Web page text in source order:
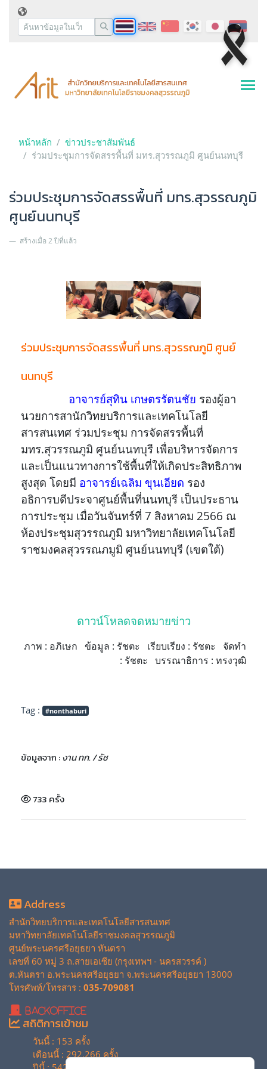
หน้าหลัก
ข่าวประชาสัมพันธ์
ร่วมประชุมการจัดสรรพื้นที่ มทร.สุวรรณภูมิ ศูนย์นนทบุรี
ร่วมประชุมการจัดสรรพื้นที่ มทร.สุวรรณภูมิ
ศูนย์นนทบุรี
สร้างเมื่อ 2 ปีที่แล้ว
ร่วมประชุมการจัดสรรพื้นที่ มทร.สุวรรณภูมิ ศูนย์
นนทบุรี
อาจารย์สุทิน เกษตรรัตนชัย รองผู้อา
นวยการสานักวิทยบริการและเทคโนโลยี
สารสนเทศ ร่วมประชุม การจัดสรรพื้นที่
มทร.สุวรรณภูมิ ศูนย์นนทบุรี เพื่อบริหารจัดการ
และเป็นแนวทางการใช้พื้นที่ให้เกิดประสิทธิภาพ
สูงสุด โดยมี อาจารย์เฉลิม ขุนเอียด รอง
อธิการบดีประจาศูนย์พื้นที่นนทบุรี เป็นประธาน
การประชุม เมื่อวันจันทร์ที่ 7 สิงหาคม 2566 ณ
ห้องประชุมสุวรรณภูมิ มหาวิทยาลัยเทคโนโลยี
ราชมงคลสุวรรณภมูมิ ศูนย์นนทบุรี (เขตใต้)
ดาวน์โหลดจดหมายข่าว
ภาพ : อภิเษก ข้อมูล : รัชตะ เรียบเรียง : รัชตะ จัดทำ
: รัชตะ บรรณาธิการ : ทรงวุฒิ
Tag : #nonthaburi
ข้อมูลจาก :งาน ทก. / รัช
733 ครั้ง
Address
สำนักวิทยบริการและเทคโนโลยีสารสนเทศ
มหาวิทยาลัยเทคโนโลยีราชมงคลสุวรรณภูมิ
ศูนย์พระนครศรีอยุธยา หันตรา
เลขที่ 60 หมู่ 3 ถ.สายเอเซีย (กรุงเทพฯ - นครสวรรค์ )
ต.หันตรา อ.พระนครศรีอยุธยา จ.พระนครศรีอยุธยา 13000
โทรศัพท์/โทรสาร : 035-709081
BackOffice
สถิติการเข้าชม
วันนี้ : 153 ครั้ง
เดือนนี้ : 292,266 ครั้ง